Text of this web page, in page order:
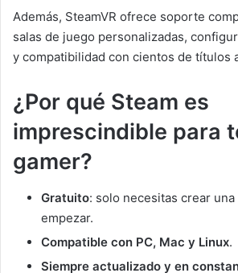
Además, SteamVR ofrece soporte
salas de juego personalizadas,
y compatibilidad con cientos de títulos
¿Por qué Steam es
imprescindible para
gamer?
Gratuito: solo necesitas crear
empezar.
Compatible con PC, Mac y Linux.
Siempre actualizado y en